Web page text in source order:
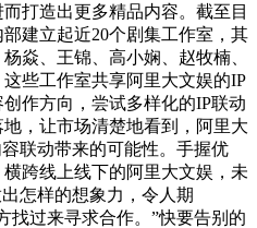
打造出更多精品内容。截至目
建立起近20个剧集工作室，其
焱、王锦、高小娴、赵牧楠、
些工作室共享阿里大文娱的IP
作方向，尝试多样化的IP联动
，让市场清楚地看到，阿里大
联动带来的可能性。手握优
跨线上线下的阿里大文娱，未
怎样的想象力，令人期
找过来寻求合作。”快要告别的